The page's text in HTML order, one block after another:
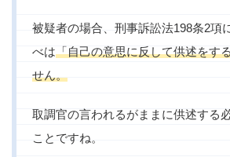
被疑者の場合、刑事訴訟法198条2項
べは「自己の意思に反して供述をす
せん。
取調官の言われるがままに供述する
ことですね。